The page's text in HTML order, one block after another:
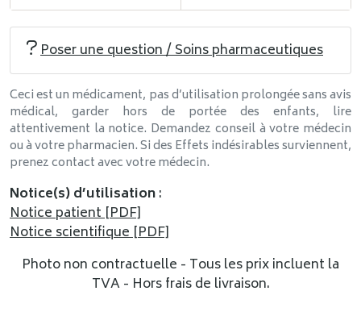
Poser une question / Soins pharmaceutiques
Ceci est un médicament, pas d’utilisation prolongée sans avis
médical, garder hors de portée des enfants, lire
attentivement la notice. Demandez conseil à votre médecin
ou à votre pharmacien. Si des Effets indésirables surviennent,
prenez contact avec votre médecin.
Notice(s) d’utilisation:
Notice patient [PDF]
Notice scientifique [PDF]
Photo non contractuelle - Tous les prix incluent la
TVA - Hors frais de livraison.